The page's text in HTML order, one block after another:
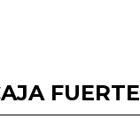
FUERTE